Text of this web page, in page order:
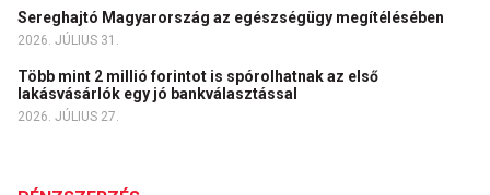
Sereghajtó Magyarország az egészségügy megítélésében
2026. JÚLIUS 31.
Több mint 2 millió forintot is spórolhatnak az első
lakásvásárlók egy jó bankválasztással
2026. JÚLIUS 27.